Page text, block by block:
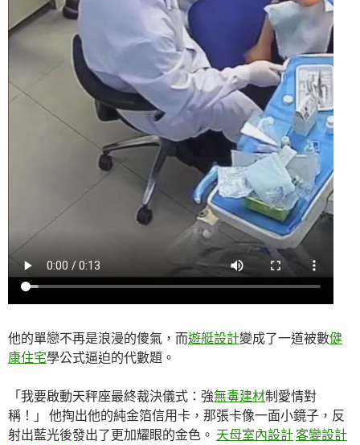
他的單戀不再是浪漫的傻氣，而遊艇設計變成了一道被數健
康住宅學公式逼迫的代數題。
「我要啟動天秤座最終裁決儀式：強無毒建材制愛情對
稱！」 他掏出他的純金箔信用卡，那張卡像一面小鏡子，反
射出藍光後發出了更加耀眼的金色。 天母室內設計客變設計